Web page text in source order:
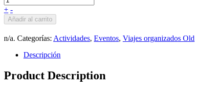
+ -
Añadir al carrito
n/a. Categorías: Actividades, Eventos, Viajes organizados Old
Descripción
Product Description